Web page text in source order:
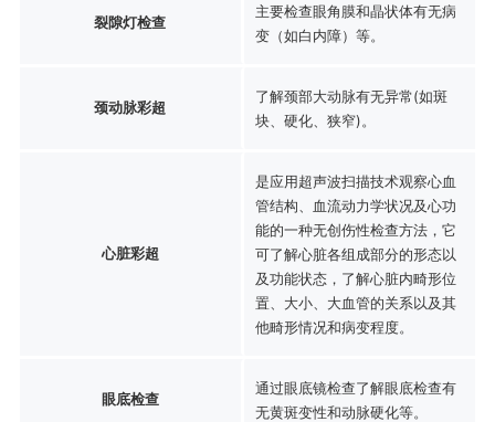
裂隙灯检查
主要检查眼角膜和晶状体有无病
变（如白内障）等。
颈动脉彩超
了解颈部大动脉有无异常(如斑
块、硬化、狭窄)。
心脏彩超
是应用超声波扫描技术观察心血
管结构、血流动力学状况及心功
能的一种无创伤性检查方法，它
可了解心脏各组成部分的形态以
及功能状态，了解心脏内畸形位
置、大小、大血管的关系以及其
他畸形情况和病变程度。
眼底检查
通过眼底镜检查了解眼底检查有
无黄斑变性和动脉硬化等。